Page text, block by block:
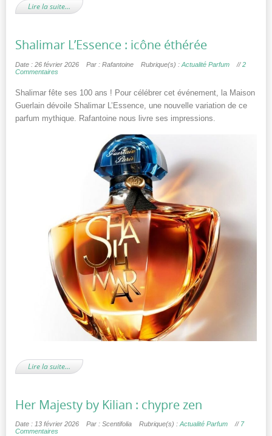
Lire la suite…
Shalimar L’Essence : icône éthérée
Date : 26 février 2026 Par : Rafantoine Rubrique(s) : Actualité Parfum //2
Commentaires
Shalimar fête ses 100 ans ! Pour célébrer cet événement, la Maison
Guerlain dévoile Shalimar L’Essence, une nouvelle variation de ce
parfum mythique. Rafantoine nous livre ses impressions.
Lire la suite…
Her Majesty by Kilian : chypre zen
Date : 13 février 2026 Par : Scentifolia Rubrique(s) : Actualité Parfum // 7
Commentaires